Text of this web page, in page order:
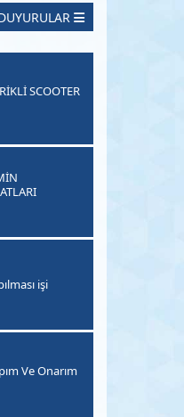
SCOOTER
işi
Ve Onarım